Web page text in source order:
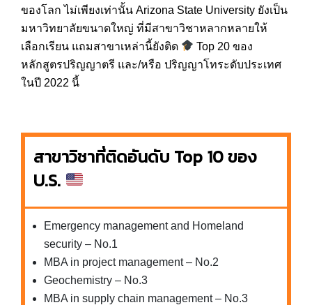
ของโลก ไม่เพียงเท่านั้น Arizona State University ยังเป็น
มหาวิทยาลัยขนาดใหญ่ ที่มีสาขาวิชาหลากหลายให้
เลือกเรียน แถมสาขาเหล่านี้ยังติด
Top 20 ของ
หลักสูตรปริญญาตรี และ/หรือ ปริญญาโทระดับประเทศ
ในปี 2022 นี้
สาขาวิชาที่ติดอันดับ Top 10 ของ
U.S.
Emergency management and Homeland
security – No.1
MBA in project management – No.2
Geochemistry – No.3
MBA in supply chain management – No.3